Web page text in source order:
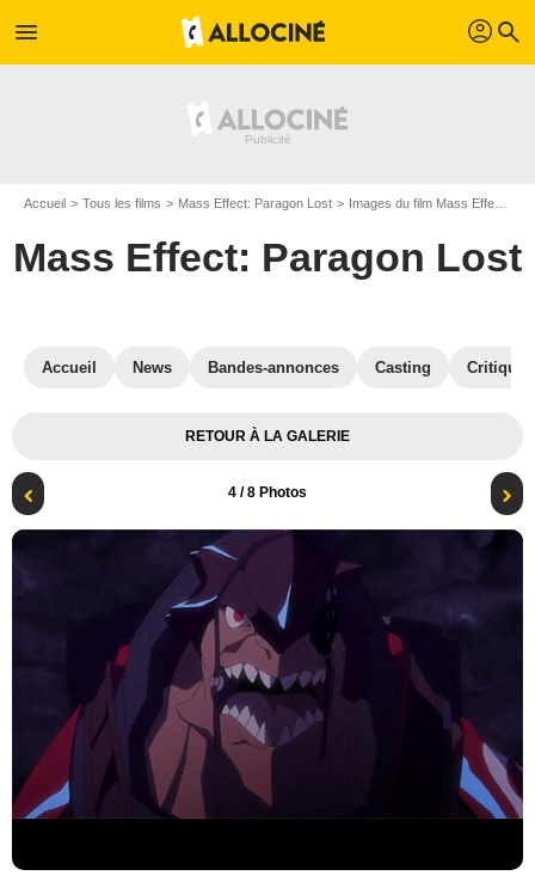
menu profil search
Accueil Tous les films Mass Effect: Paragon Lost Images du film Mass Effect: Paragon Lost
Mass Effect: Paragon Lost
Accueil News Bandes-annonces Casting
RETOUR À LA GALERIE
4 / 8 Photos